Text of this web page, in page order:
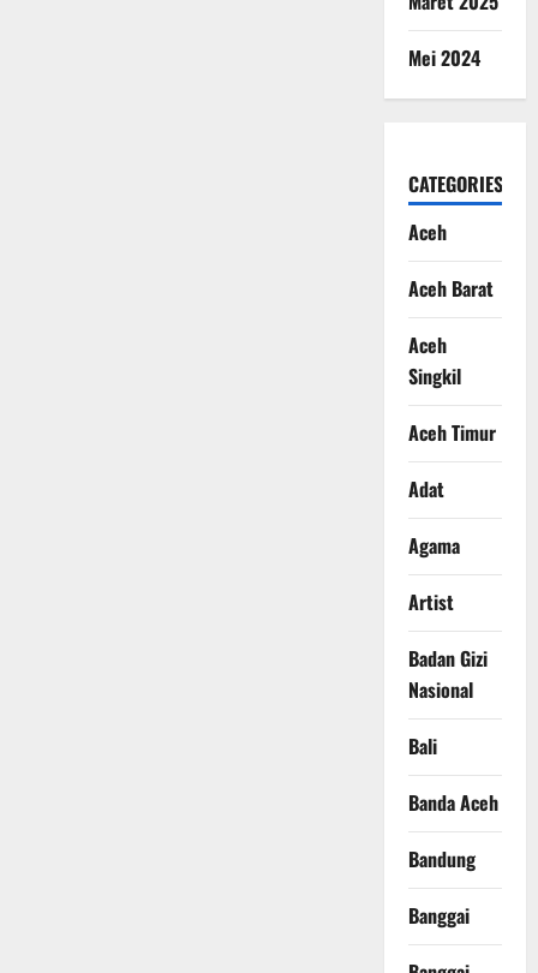
Mei 2024
CATEGORIES
Aceh
Aceh Barat
Aceh
Singkil
Aceh Timur
Adat
Agama
Artist
Badan Gizi
Nasional
Bali
Banda Aceh
Bandung
Banggai